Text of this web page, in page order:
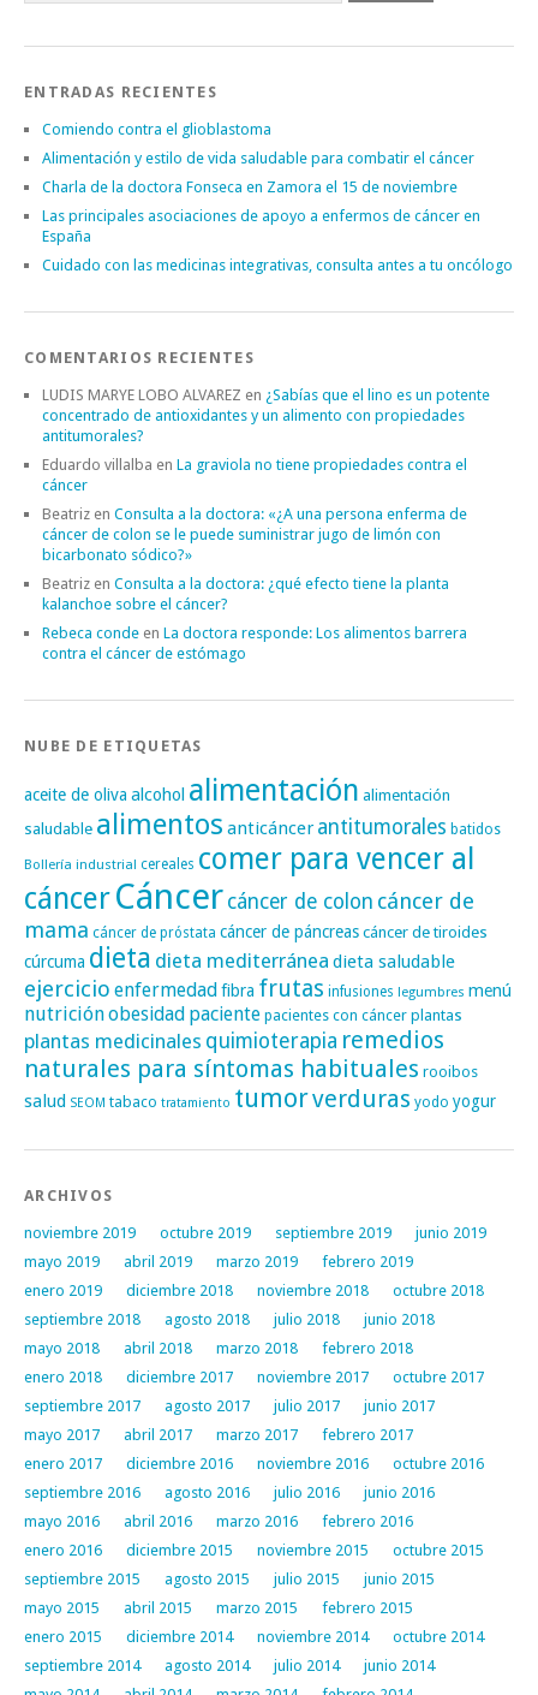
ENTRADAS RECIENTES
Comiendo contra el glioblastoma
Alimentación y estilo de vida saludable para combatir el cáncer
Charla de la doctora Fonseca en Zamora el 15 de noviembre
Las principales asociaciones de apoyo a enfermos de cáncer en
España
Cuidado con las medicinas integrativas, consulta antes a tu oncólogo
COMENTARIOS RECIENTES
LUDIS MARYE LOBO ALVAREZ en ¿Sabías que el lino es un potente
concentrado de antioxidantes y un alimento con propiedades
antitumorales?
Eduardo villalba en La graviola no tiene propiedades contra el
cáncer
Beatriz en Consulta a la doctora: «¿A una persona enferma de
cáncer de colon se le puede suministrar jugo de limón con
bicarbonato sódico?»
Beatriz en Consulta a la doctora: ¿qué efecto tiene la planta
kalanchoe sobre el cáncer?
Rebeca conde en La doctora responde: Los alimentos barrera
contra el cáncer de estómago
NUBE DE ETIQUETAS
aceite de oliva alcohol alimentación alimentación
saludable alimentos anticáncer antitumorales batidos
Bollería industrial cereales comer para vencer al
cáncerCáncer cáncer de colon cáncer de
mama cáncer de próstata cáncer de páncreascáncer de tiroides
cúrcuma dieta dieta mediterránea dieta saludable
ejercicio enfermedad fibra frutas infusiones legumbres menú
nutriciónobesidad paciente pacientes con cáncer plantas
plantas medicinales quimioterapia remedios
naturales para síntomas habituales rooibos
salud SEOM tabaco tratamiento tumorverduras yodo yogur
ARCHIVOS
noviembre 2019 octubre 2019 septiembre 2019
junio 2019
mayo 2019
abril 2019 marzo 2019
febrero 2019
enero 2019
diciembre 2018 noviembre 2018
octubre 2018
septiembre 2018
agosto 2018 julio 2018
junio 2018
mayo 2018
abril 2018 marzo 2018
febrero 2018
enero 2018
diciembre 2017 noviembre 2017
octubre 2017
septiembre 2017
agosto 2017 julio 2017
junio 2017
mayo 2017
abril 2017 marzo 2017
febrero 2017
enero 2017
diciembre 2016 noviembre 2016
octubre 2016
septiembre 2016
agosto 2016 julio 2016
junio 2016
mayo 2016
abril 2016 marzo 2016
febrero 2016
enero 2016
diciembre 2015 noviembre 2015
octubre 2015
septiembre 2015
agosto 2015 julio 2015
junio 2015
mayo 2015
abril 2015 marzo 2015
febrero 2015
enero 2015
diciembre 2014 noviembre 2014
octubre 2014
septiembre 2014
agosto 2014 julio 2014
junio 2014